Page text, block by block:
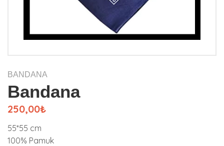
BANDANA
Bandana
250,00₺
55*55 cm
100% Pamuk